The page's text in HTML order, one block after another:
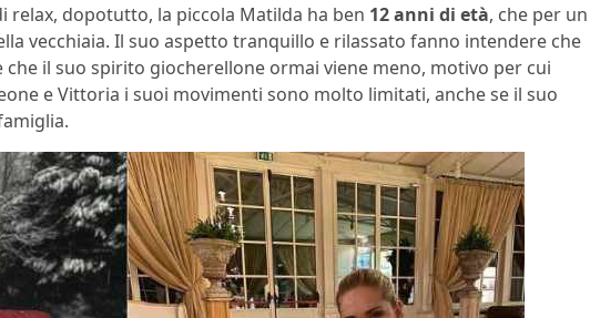
dopotutto, la piccola Matilda ha ben 12 anni di età, che per un
vecchiaia. Il suo aspetto tranquillo e rilassato fanno intendere che
il suo spirito giocherellone ormai viene meno, motivo per cui
e Vittoria i suoi movimenti sono molto limitati, anche se il suo